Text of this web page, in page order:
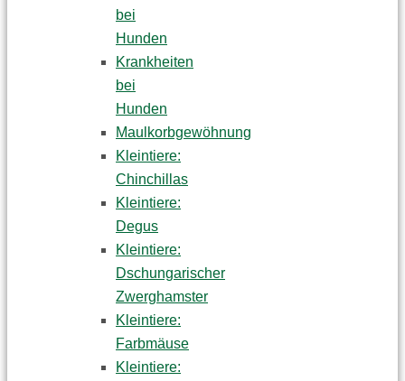
bei
Hunden
Krankheiten
bei
Hunden
Maulkorbgewöhnung
Kleintiere:
Chinchillas
Kleintiere:
Degus
Kleintiere:
Dschungarischer
Zwerghamster
Kleintiere:
Farbmäuse
Kleintiere: